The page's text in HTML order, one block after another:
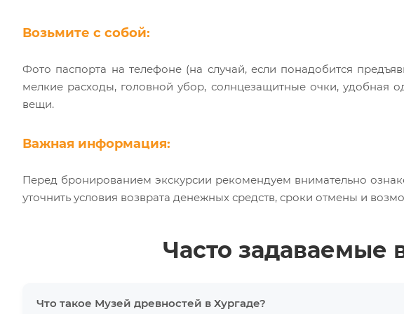
Возьмите с собой:
Фото паспорта на телефоне (на случай, если понадобится
мелкие расходы, головной убор, солнцезащитные очки, удобная
вещи.
Важная информация:
Перед бронированием экскурсии рекомендуем внимательно
уточнить условия возврата денежных средств, сроки отмены и
Часто задаваемые
Что такое Музей древностей в Хургаде?